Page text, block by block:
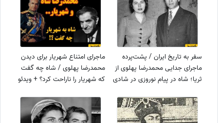
سفر به تاریخ ایران / پشت‌پرده
ماجرای جدایی محمدرضا پهلوی از
ثریا؛ شاه در پیام نوروزی در شادی
ماجرای امتناع شهریار برای دیدن
محمدرضا پهلوی / شاه چه گفت
که شهریار را ناراحت کرد؟ + ویدئو